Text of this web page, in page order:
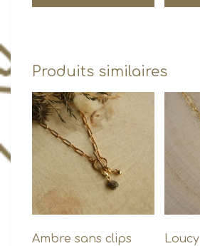
options
peuvent
sur
Produits similaires
Ambre sans clips Loucy